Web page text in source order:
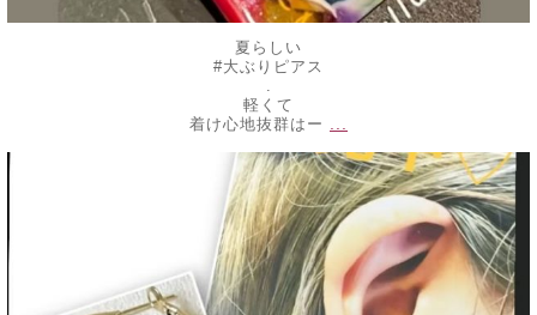
夏らしい
#大ぶりピアス
.
軽くて
着け心地抜群はー ...